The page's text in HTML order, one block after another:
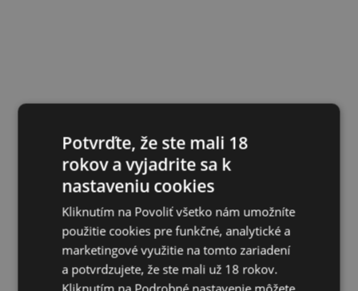
Potvrďte, že ste mali 18
rokov a vyjadrite sa k
nastaveniu cookies
Kliknutím na Povoliť všetko nám umožníte
použitie cookies pre funkčné, analytické a
marketingové využitie na tomto zariadení
a potvrdzujete, že ste mali už 18 rokov.